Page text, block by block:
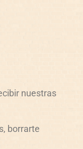
nuestras
borrarte